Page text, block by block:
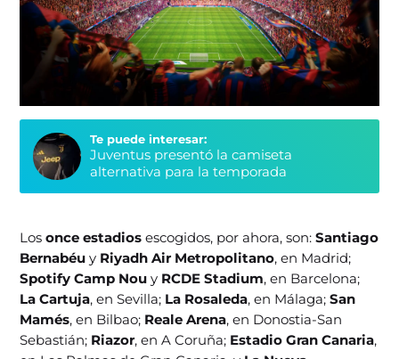
Te puede interesar:
Juventus presentó la camiseta
alternativa para la temporada
Losonce estadiosescogidos, por ahora, son:Santiago
Bernabéuy Riyadh Air Metropolitano, en Madrid;
Spotify Camp Nouy RCDE Stadium, en Barcelona;
La Cartuja, en Sevilla; La Rosaleda, en Málaga;San
Mamés, en Bilbao; Reale Arena, en Donostia-San
Sebastián; Riazor, en A Coruña; Estadio Gran Canaria,